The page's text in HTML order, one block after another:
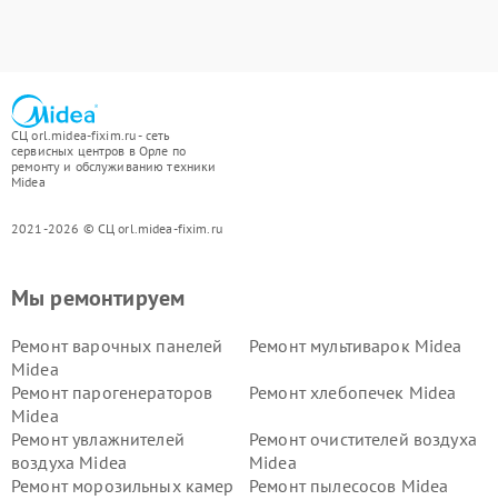
СЦ orl.midea-fixim.ru - сеть
сервисных центров в Орле по
ремонту и обслуживанию техники
Midea
2021-2026 © СЦ orl.midea-fixim.ru
Мы ремонтируем
Ремонт варочных панелей
Midea
Ремонт мультиварок Midea
Ремонт парогенераторов
Midea
Ремонт хлебопечек Midea
Ремонт увлажнителей
воздуха Midea
Ремонт очистителей воздуха
Midea
Ремонт морозильных камер
Ремонт пылесосов Midea